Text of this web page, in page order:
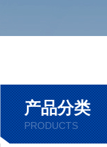
产品分类
PRODUCTS